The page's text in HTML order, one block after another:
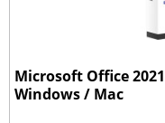
Microsoft Office
Windows / Mac